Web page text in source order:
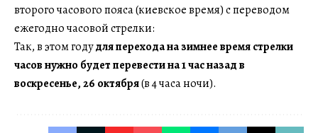
второго часового пояса (киевское время) с переводом
ежегодно часовой стрелки:
Так, в этом годудля перехода на зимнее время стрелки
часов нужно будет перевести на 1 час назад в
воскресенье, 26 октября(в 4 часа ночи).